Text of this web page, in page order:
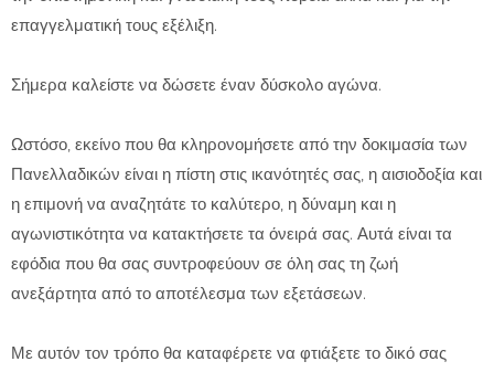
επαγγελματική τους εξέλιξη.
Σήμερα καλείστε να δώσετε έναν δύσκολο αγώνα.
Ωστόσο, εκείνο που θα κληρονομήσετε από την δοκιμασία των
Πανελλαδικών είναι η πίστη στις ικανότητές σας, η αισιοδοξία και
η επιμονή να αναζητάτε το καλύτερο, η δύναμη και η
αγωνιστικότητα να κατακτήσετε τα όνειρά σας. Αυτά είναι τα
εφόδια που θα σας συντροφεύουν σε όλη σας τη ζωή
ανεξάρτητα από το αποτέλεσμα των εξετάσεων.
Με αυτόν τον τρόπο θα καταφέρετε να φτιάξετε το δικό σας